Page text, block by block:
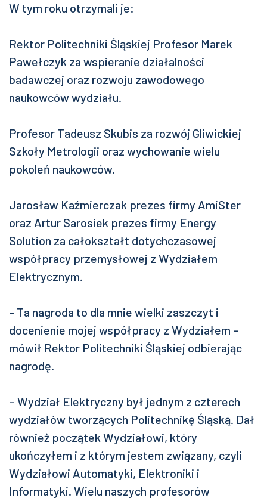
W tym roku otrzymali je:
Rektor Politechniki Śląskiej Profesor Marek
Pawełczyk za wspieranie działalności
badawczej oraz rozwoju zawodowego
naukowców wydziału.
Profesor Tadeusz Skubis za rozwój Gliwickiej
Szkoły Metrologii oraz wychowanie wielu
pokoleń naukowców.
Jarosław Kaźmierczak prezes firmy AmiSter
oraz Artur Sarosiek prezes firmy Energy
Solution za całokształt dotychczasowej
współpracy przemysłowej z Wydziałem
Elektrycznym.
- Ta nagroda to dla mnie wielki zaszczyt i
docenienie mojej współpracy z Wydziałem –
mówił Rektor Politechniki Śląskiej odbierając
nagrodę.
– Wydział Elektryczny był jednym z czterech
wydziałów tworzących Politechnikę Śląską. Dał
również początek Wydziałowi, który
ukończyłem i z którym jestem związany, czyli
Wydziałowi Automatyki, Elektroniki i
Informatyki. Wielu naszych profesorów